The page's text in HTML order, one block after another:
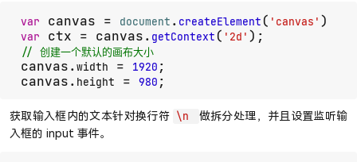
var canvas = document . createElement( 'canvas'
var ctx = canvas. getContext( '2d'
// 创建一个默认的画布大小
canvas.width = 1920 ;
canvas. height = 980 ;
获取输入框内的文本针对换行符 \n
做拆分处理，并且设置监听输
入框的 input 事件。